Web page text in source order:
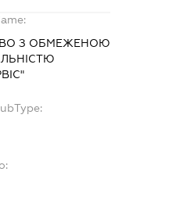
З ОБМЕЖЕНОЮ